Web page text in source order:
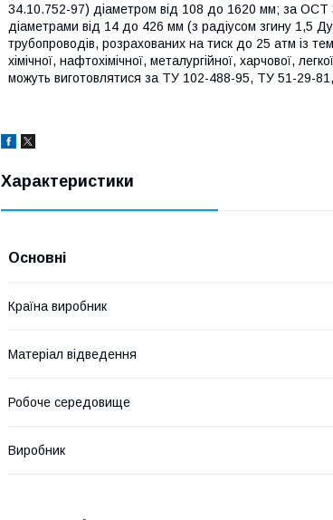
34.10.752-97) діаметром від 108 до 1620 мм; за
діаметрами від 14 до 426 мм (з радіусом згину 1,5
трубопроводів, розрахованих на тиск до 25 атм із
хімічної, нафтохімічної, металургійної, харчової,
можуть виготовлятися за ТУ 102-488-95, ТУ 51-29-
Характеристики
Основні
Країна виробник
Матеріал відведення
Робоче середовище
Виробник